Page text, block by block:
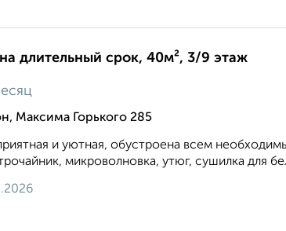
длительный срок, 40м², 3/9 этаж
Максима Горького 285
и уютная, обустроена всем
микроволновка, утюг, сушилка для